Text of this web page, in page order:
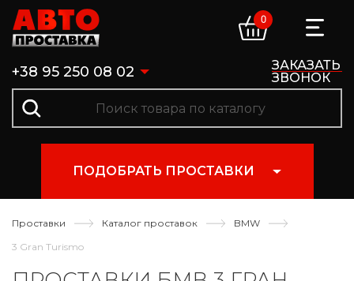
+38 95 250 08 02
ЗАКАЗАТЬ
ЗВОНОК
0
ПОДОБРАТЬ ПРОСТАВКИ
Проставки Каталог проставок
BMW
3 Gran Turismo